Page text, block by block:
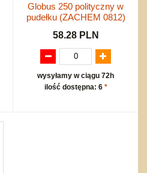
Globus 250 polityczny w
pudełku (ZACHEM 0812)
58.28 PLN
wysyłamy w ciągu 72h
ilość dostępna: 6 *